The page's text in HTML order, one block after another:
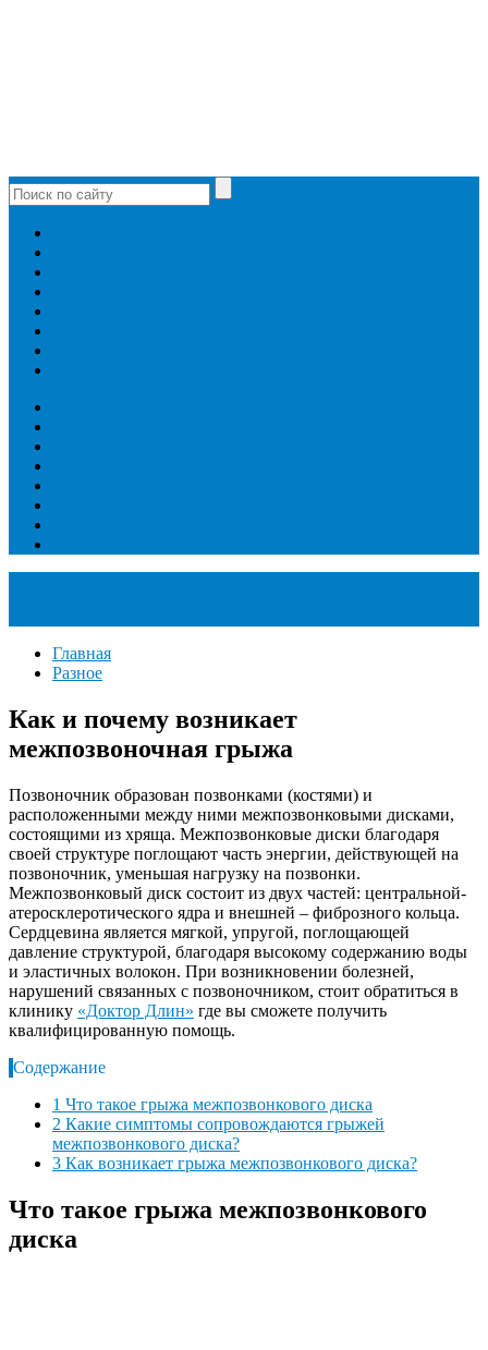
Главная
Разное
Как и почему возникает
межпозвоночная грыжа
Позвоночник образован позвонками (костями) и
расположенными между ними межпозвонковыми дисками,
состоящими из хряща. Межпозвонковые диски благодаря
своей структуре поглощают часть энергии, действующей на
позвоночник, уменьшая нагрузку на позвонки.
Межпозвонковый диск состоит из двух частей: центральной-
атеросклеротического ядра и внешней – фиброзного кольца.
Сердцевина является мягкой, упругой, поглощающей
давление структурой, благодаря высокому содержанию воды
и эластичных волокон. При возникновении болезней,
нарушений связанных с позвоночником, стоит обратиться в
клинику «Доктор Длин» где вы сможете получить
квалифицированную помощь.
Содержание
1 Что такое грыжа межпозвонкового диска
2 Какие симптомы сопровождаются грыжей
межпозвонкового диска?
3 Как возникает грыжа межпозвонкового диска?
Что такое грыжа межпозвонкового
диска